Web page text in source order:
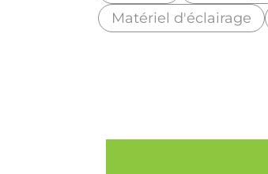
Matériel d'éclairage